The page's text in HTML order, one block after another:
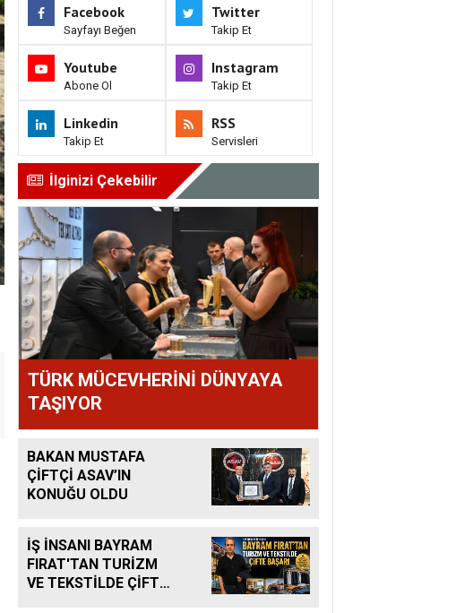
Facebook
Sayfayı Beğen
Twitter
Takip Et
Youtube
Abone Ol
Instagram
Takip Et
Linkedin
Takip Et
RSS
Servisleri
İlginizi Çekebilir
TÜRK MÜCEVHERİNİ DÜNYAYA
TAŞIYOR
BAKAN MUSTAFA
ÇİFTÇİ ASAV’IN
KONUĞU OLDU
İŞ İNSANI BAYRAM
FIRAT'TAN TURİZM
VE TEKSTİLDE ÇİFTE